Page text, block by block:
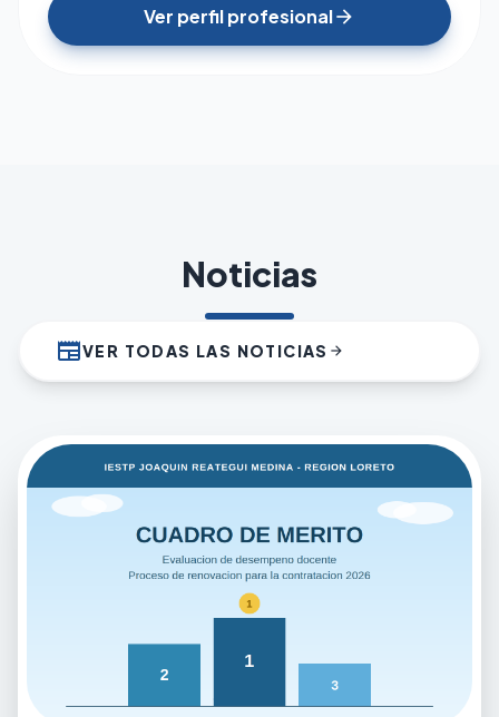
Ver perfil profesionalarrow_forward
Noticias
newspaperVER TODAS LAS NOTICIAS arrow_forward